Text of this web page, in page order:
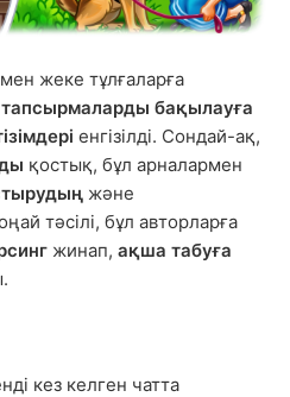
жеке тұлғаларға
тапсырмаларды бақылауға
енгізілді. Сондай-ақ,
қостық, бұл арналармен
және
тәсілі, бұл авторларға
жинап, ақша табуға
кез келген чатта